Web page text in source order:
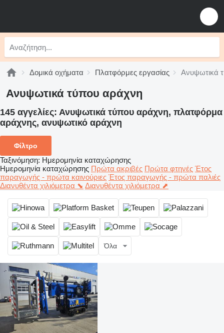
Δομικά οχήματα Πλατφόρμες εργασίας Ανυψωτικά
Ανυψωτικά τύπου αράχνη
145 αγγελίες: Ανυψωτικά τύπου αράχνη, πλατφόρμα
αράχνης, ανυψωτικό αράχνη
Φίλτρο
Ταξινόμηση: Ημερομηνία καταχώρησης
Ημερομηνία καταχώρησης Πρώτα ακριβές Πρώτα φτηνές Έτος
παραγωγής - πρώτα καινούριες Έτος παραγωγής - πρώτα παλιές
Διανυθέντα χιλιόμετρα ⬊ Διανυθέντα χιλιόμετρα ⬈
Όλα